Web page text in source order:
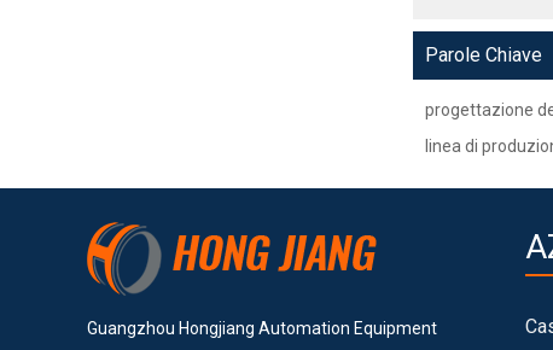
Parole Chiave
progettazione
linea di
Guangzhou Hongjiang Automation Equipment